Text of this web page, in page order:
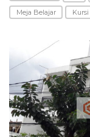
Meja Belajar